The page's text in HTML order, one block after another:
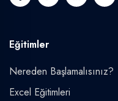
Eğitimler
Nereden Başlamalısınız?
Excel Eğitimleri